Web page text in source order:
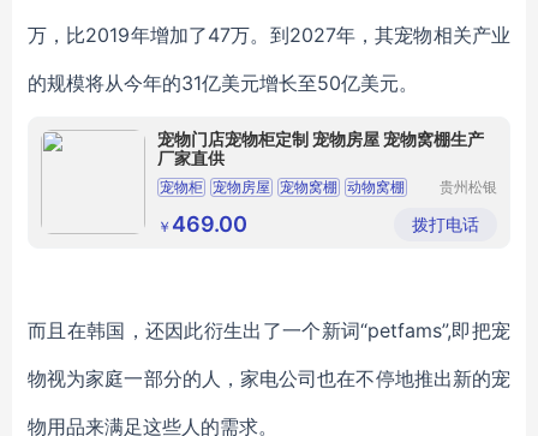
万，比2019年增加了47万。 到2027年，其宠物相关产业
的规模将从今年的31亿美元增长至50亿美元。
宠物门店宠物柜定制 宠物房屋 宠物窝棚生产
厂家直供
宠物柜 宠物房屋 宠物窝棚 动物窝棚
宠物柜定制
贵州松银
公司
￥ 469.00 拨打电话
而且在韩国，还因此衍生出了一个新词“petfams”,即把宠
物视为家庭一部分的人 ， 家电公司也在不停地推出新的宠
物用品来满足这些人的需求。